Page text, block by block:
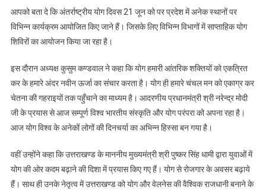
आपको बता दे कि अंतर्राष्ट्रीय योग दिवस 21 जून को पर प्रदेश में अनेक स्थानों पर
विभिन्न कार्यक्रम आयोजित किए जाने हैं। जिसके लिए विभिन्न विभागों में साप्ताहिक योग
शिविरों का आयोजन किया जा रहा है।
इस दौरान अध्यक्ष कुसुम कण्डवाल ने कहा कि योग हमारी आंतरिक शक्तियों को एकत्रित
कर के हमारे अंदर नवीन ऊर्जा का संचार करता है। योग ही हमारे चंचल मन को एकाग्र कर
चेतना की गहराइयों तक पहुँचाने का माध्यम है। आदरणीय प्रधानमंत्री श्री नरेन्द्र मोदी
जी के प्रयास से आज सम्पूर्ण विश्व भारतीय संस्कृति और योग परंपरा को अपना रहा है।
आज योग विश्व के अनेकों लोगों की दिनचर्या का अभिन्न हिस्सा बन गया है।
वहीं उन्होंने कहा कि उत्तराखण्ड के माननीय मुख्यमंत्री श्री पुष्कर सिंह धामी द्वारा युवाओं में
योग की ओर कदम बढ़ाने की दिशा में प्रयास किए गए हैं। योग से रोजगार के अवसर बढ़ाये
हैं। साथ ही उनके नेतृत्व में उत्तराखण्ड को योग और वेलनेस की वैश्विक राजधानी बनाने के